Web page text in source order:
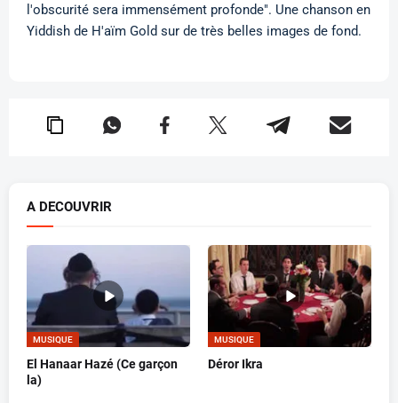
l'obscurité sera immensément profonde". Une chanson en
Yiddish de H'aïm Gold sur de très belles images de fond.
A DECOUVRIR
MUSIQUE
El Hanaar Hazé (Ce garçon
la)
MUSIQUE
Déror Ikra